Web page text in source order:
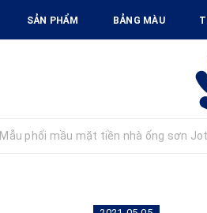
SẢN PHẨM BẢNG MÀU
Mẫu phối mầu mặt tiền nhà ống sơn